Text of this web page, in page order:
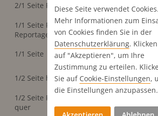
2/1 Seite Panorama
mm
1/1 Seite Publi-
Reportage
286x440
mm
1/1 Seite
286x440
mm
1/2 Seite hoch
141x440
mm
1/2 Seite Publi-Rep.
quer
mm
Diese Seite verwendet Cookies.
Mehr Informationen zum
von Cookies finden Sie in der
Datenschutz­erklärung.
auf "Akzeptieren", um Ihre
Zustimmung zu erteilen.
Sie auf Cookie-Einstellungen,
die Einstellungen anzupassen.